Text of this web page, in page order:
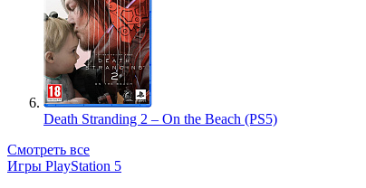
Death Stranding 2 – On the Beach (PS5)
Смотреть все
Игры PlayStation 5